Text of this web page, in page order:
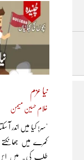
نیا عزم
غلام حسین میمن
"سر! کیا میں اندر آ
کمرے میں
طلب کی۔ میں